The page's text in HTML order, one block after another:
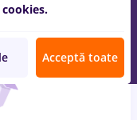
cookies.
Acceptă toate